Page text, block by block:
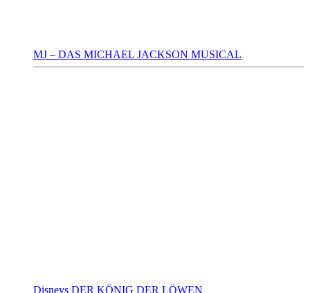
MJ – DAS MICHAEL JACKSON MUSICAL
Disneys DER KÖNIG DER LÖWEN